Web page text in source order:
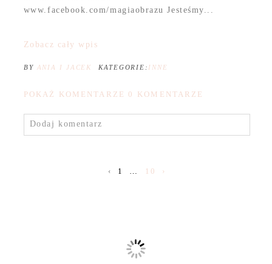
www.facebook.com/magiaobrazu Jesteśmy...
Zobacz cały wpis
BY ANIA I JACEK KATEGORIE: INNE
POKAŻ KOMENTARZE 0 KOMENTARZE
Dodaj komentarz
‹ 1 10 ›